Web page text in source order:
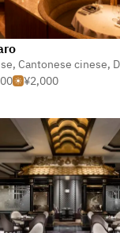
, Cantonese cinese,
¥2,000